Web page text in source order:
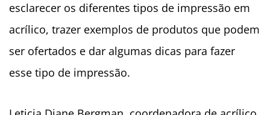
esclarecer os diferentes tipos de impressão em
acrílico, trazer exemplos de produtos que podem
ser ofertados e dar algumas dicas para fazer
esse tipo de impressão.